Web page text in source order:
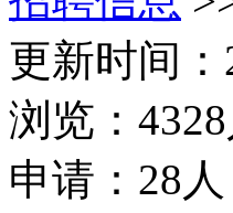
更新时间：
浏览：4328
申请：28人